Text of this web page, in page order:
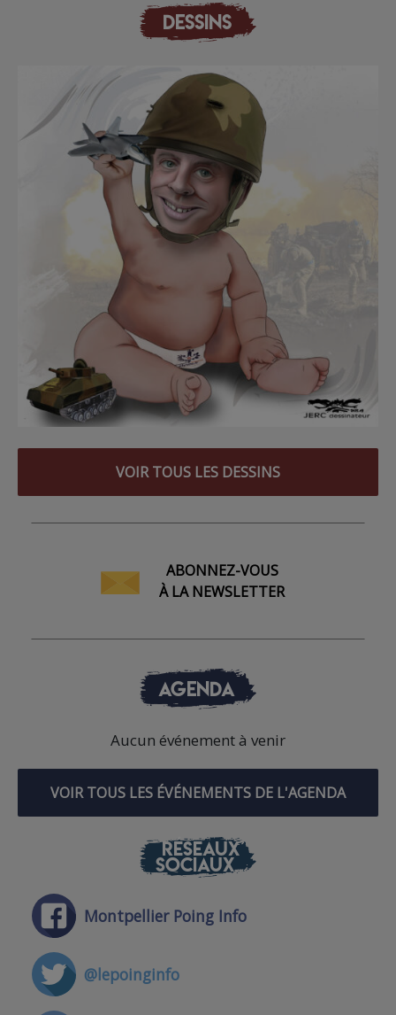
DESSINS
VOIR TOUS LES DESSINS
ABONNEZ-VOUS
À LA NEWSLETTER
AGENDA
Aucun événement à venir
VOIR TOUS LES ÉVÉNEMENTS DE L'AGENDA
RÉSEAUX
SOCIAUX
Montpellier Poing Info
@lepoinginfo